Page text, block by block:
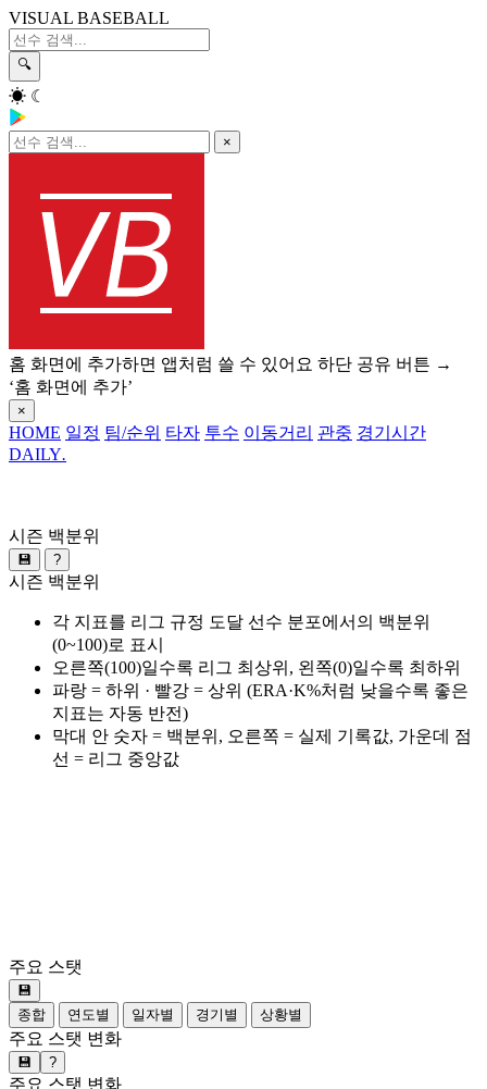
VISUAL BASEBALL
🔍
☀ ☾
×
홈 화면에 추가하면 앱처럼 쓸 수 있어요 하단 공유 버튼 →
‘홈 화면에 추가’
×
HOME 일정 팀/순위 타자 투수 이동거리 관중 경기시간
DAILY.
시즌 백분위
💾 ?
시즌 백분위
각 지표를 리그 규정 도달 선수 분포에서의 백분위
(0~100)로 표시
오른쪽(100)일수록 리그 최상위, 왼쪽(0)일수록 최하위
파랑 = 하위 · 빨강 = 상위 (ERA·K%처럼 낮을수록 좋은
지표는 자동 반전)
막대 안 숫자 = 백분위, 오른쪽 = 실제 기록값, 가운데 점
선 = 리그 중앙값
주요 스탯
💾
종합
연도별 일자별 경기별 상황별
주요 스탯 변화
💾 ?
주요 스탯 변화